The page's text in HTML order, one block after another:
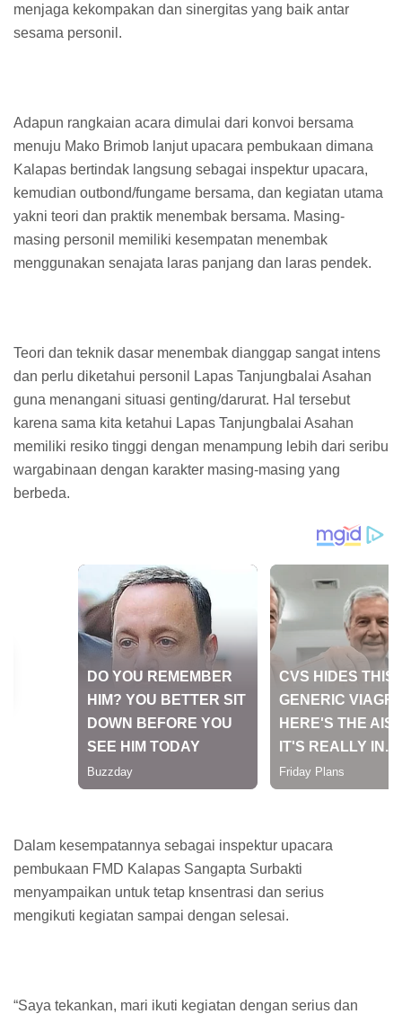
menjaga kekompakan dan sinergitas yang baik antar
sesama personil.
Adapun rangkaian acara dimulai dari konvoi bersama
menuju Mako Brimob lanjut upacara pembukaan dimana
Kalapas bertindak langsung sebagai inspektur upacara,
kemudian outbond/fungame bersama, dan kegiatan utama
yakni teori dan praktik menembak bersama. Masing-
masing personil memiliki kesempatan menembak
menggunakan senajata laras panjang dan laras pendek.
Teori dan teknik dasar menembak dianggap sangat intens
dan perlu diketahui personil Lapas Tanjungbalai Asahan
guna menangani situasi genting/darurat. Hal tersebut
karena sama kita ketahui Lapas Tanjungbalai Asahan
memiliki resiko tinggi dengan menampung lebih dari seribu
wargabinaan dengan karakter masing-masing yang
berbeda.
Dalam kesempatannya sebagai inspektur upacara
pembukaan FMD Kalapas Sangapta Surbakti
menyampaikan untuk tetap knsentrasi dan serius
mengikuti kegiatan sampai dengan selesai.
“Saya tekankan, mari ikuti kegiatan dengan serius dan